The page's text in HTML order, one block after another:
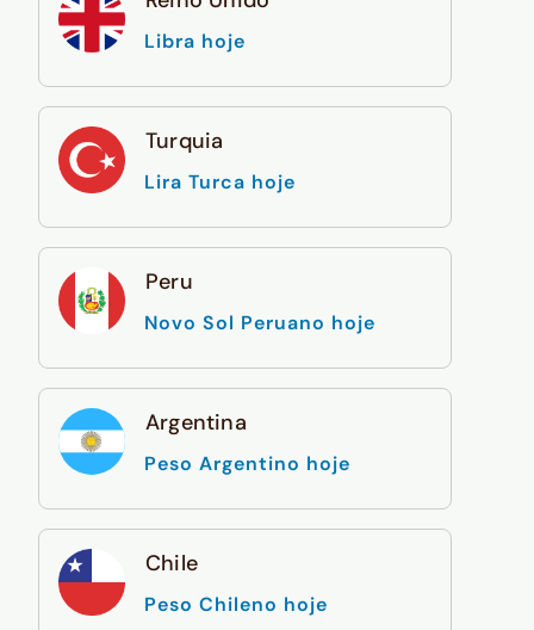
Libra hoje
Turquia
Lira Turca hoje
Peru
Novo Sol Peruano hoje
Argentina
Peso Argentino hoje
Chile
Peso Chileno hoje